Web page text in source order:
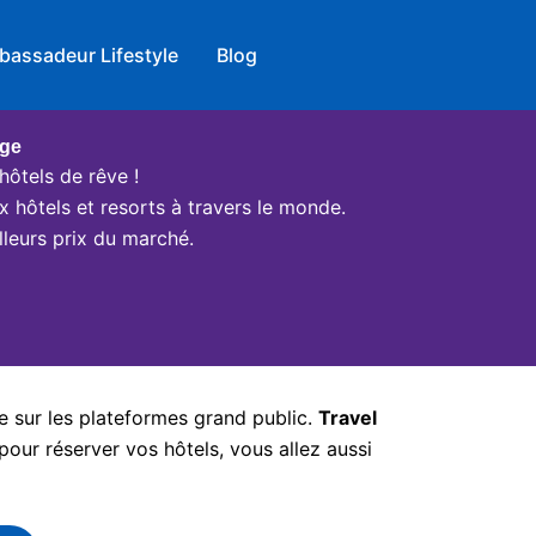
Lifestyle Blog
de rêve !
hôtels et resorts à travers le monde.
prix du marché.
sur les plateformes grand public. Travel
réserver vos hôtels, vous allez aussi